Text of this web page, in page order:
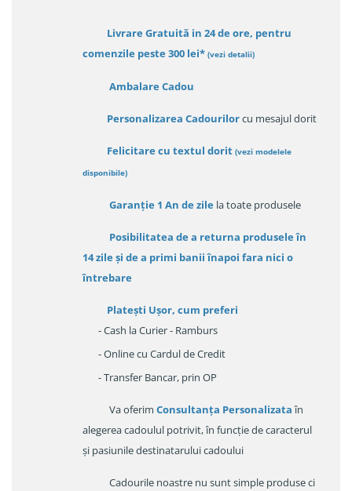
Livrare Gratuită in 24 de ore, pentru
comenzile peste 300 lei* (vezi detalii)
Ambalare Cadou
Personalizarea Cadourilorcu mesajul dorit
Felicitare cu textul dorit (vezi modelele
disponibile)
Garanție 1 An de zile la toate produsele
Posibilitatea de a returna produsele în
14 zileși de a primi banii înapoi fara nici o
întrebare
Platești Ușor, cum preferi
- Cash la Curier - Ramburs
- Online cu Cardul de Credit
- Transfer Bancar, prin OP
Va oferim Consultanța Personalizataîn
alegerea cadoulul potrivit, în funcție de caracterul
și pasiunile destinatarului cadoului
Cadourile noastre nu sunt simple produse ci